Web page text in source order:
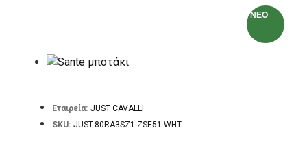
NEO
Εταιρεία: JUST CAVALLI
SKU: JUST-80RA3SZ1 ZSE51-WHT